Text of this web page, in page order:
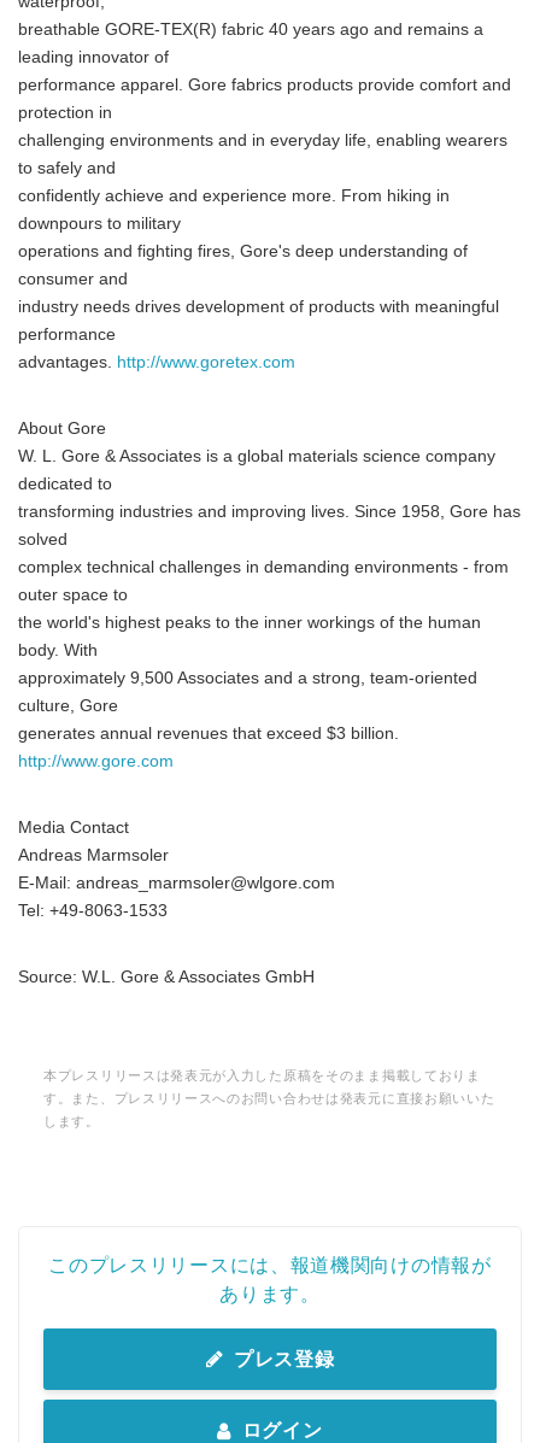
breathable GORE-TEX(R) fabric 40 years ago and remains a
leading innovator of
performance apparel. Gore fabrics products provide comfort and
protection in
challenging environments and in everyday life, enabling wearers
to safely and
confidently achieve and experience more. From hiking in
downpours to military
operations and fighting fires, Gore's deep understanding of
consumer and
industry needs drives development of products with meaningful
performance
advantages. http://www.goretex.com
About Gore
W. L. Gore & Associates is a global materials science company
dedicated to
transforming industries and improving lives. Since 1958, Gore has
solved
complex technical challenges in demanding environments - from
outer space to
the world's highest peaks to the inner workings of the human
body. With
approximately 9,500 Associates and a strong, team-oriented
culture, Gore
generates annual revenues that exceed $3 billion.
http://www.gore.com
Media Contact
Andreas Marmsoler
E-Mail: andreas_marmsoler@wlgore.com
Tel: +49-8063-1533
Source: W.L. Gore & Associates GmbH
本プレスリリースは発表元が入力した原稿をそのまま掲載しておりま
す。また、プレスリリースへのお問い合わせは発表元に直接お願いいた
します。
このプレスリリースには、報道機関向けの情報が
あります。
プレス登録
ログイン
Japanese